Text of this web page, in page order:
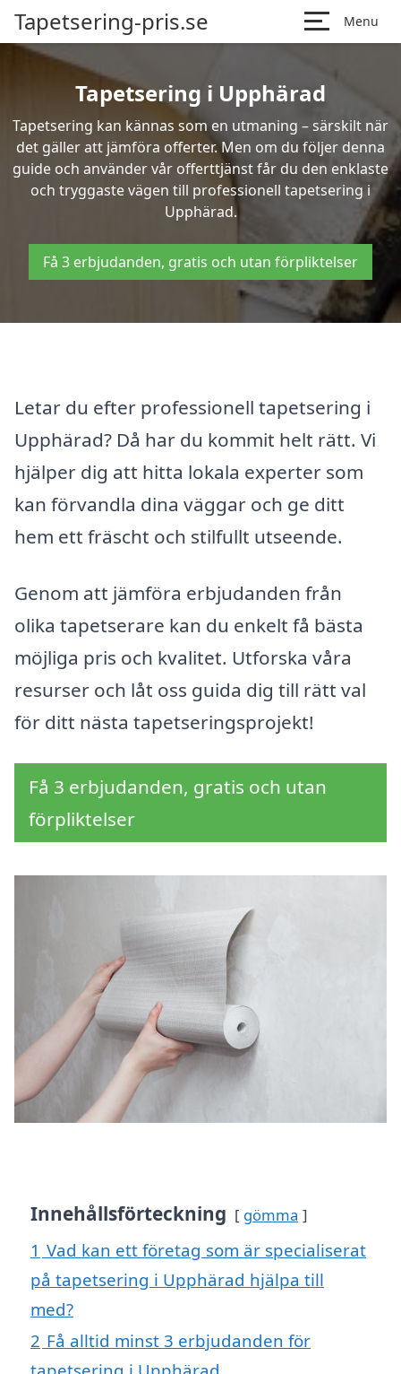
Tapetsering-pris.se Menu
Tapetsering i Upphärad
Tapetsering kan kännas som en utmaning – särskilt när
det gäller att jämföra offerter. Men om du följer denna
guide och använder vår offerttjänst får du den enklaste
och tryggaste vägen till professionell tapetsering i
Upphärad.
Få 3 erbjudanden, gratis och utan förpliktelser
Letar du efter professionell tapetsering i
Upphärad? Då har du kommit helt rätt. Vi
hjälper dig att hitta lokala experter som
kan förvandla dina väggar och ge ditt
hem ett fräscht och stilfullt utseende.
Genom att jämföra erbjudanden från
olika tapetserare kan du enkelt få bästa
möjliga pris och kvalitet. Utforska våra
resurser och låt oss guida dig till rätt val
för ditt nästa tapetseringsprojekt!
Få 3 erbjudanden, gratis och utan
förpliktelser
Innehållsförteckning gömma
1 Vad kan ett företag som är specialiserat
på tapetsering i Upphärad hjälpa till
med?
2 Få alltid minst 3 erbjudanden för